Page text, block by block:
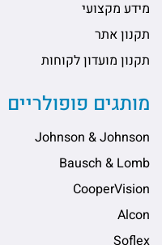
מידע מקצועי
תקנון אתר
תקנון מועדון לקוחות
מותגים פופולריים
Johnson & Johnson
Bausch & Lomb
CooperVision
Alcon